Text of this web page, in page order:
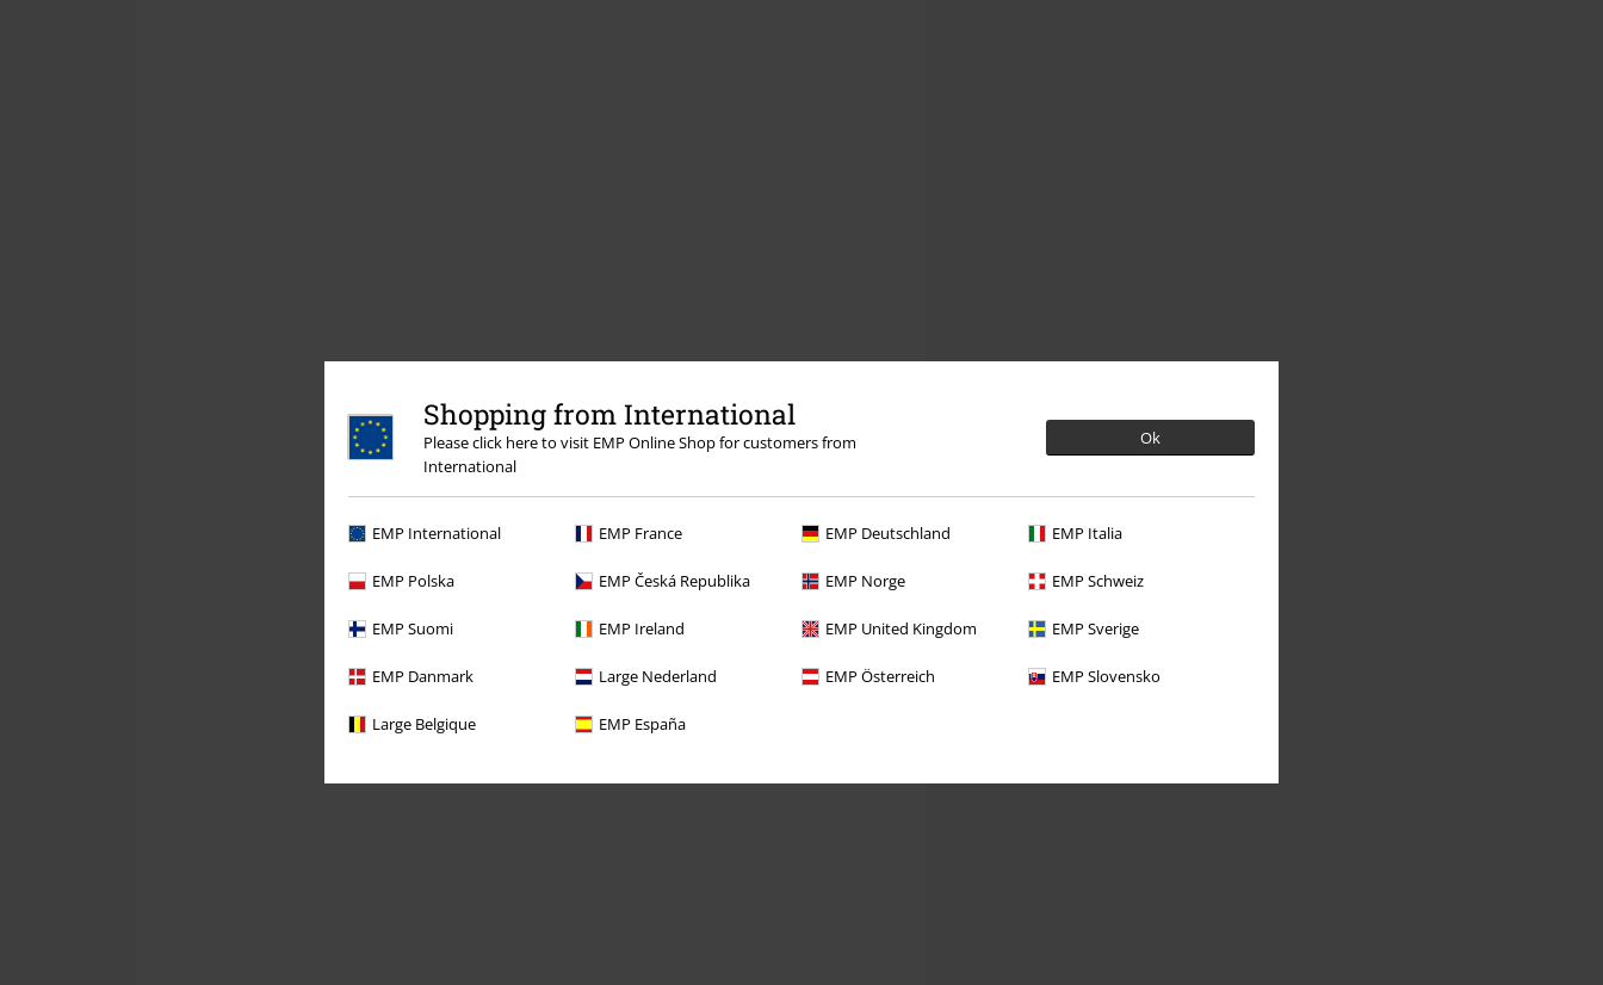
Shopping from International
Please click here to visit EMP Online Shop for customers from
International
Ok
EMP International EMP France EMP Deutschland EMP Italia
EMP Polska EMP Česká Republika EMP Norge EMP Schweiz
EMP Suomi EMP Ireland EMP United Kingdom EMP Sverige
EMP Danmark Large Nederland EMP Österreich EMP Slovensko
Large Belgique EMP España